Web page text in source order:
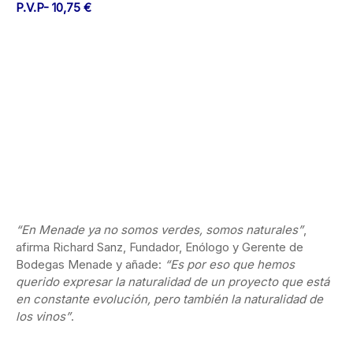
P.V.P- 10,75 €
“En Menade ya no somos verdes, somos naturales”,
afirma Richard Sanz, Fundador, Enólogo y Gerente de
Bodegas Menade y añade: “Es por eso que hemos
querido expresar la naturalidad de un proyecto que está
en constante evolución, pero también la naturalidad de
los vinos”.